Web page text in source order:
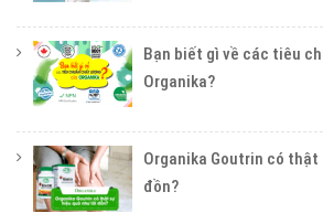
Bạn biết gì về các tiêu
Organika?
Organika Goutrin có
đồn?